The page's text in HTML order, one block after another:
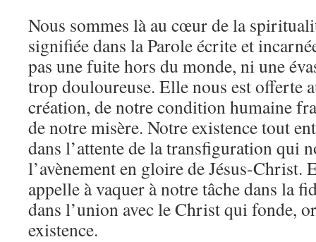
Nous sommes là au cœur de la
signifiée dans la Parole écrite et
pas une fuite hors du monde, ni une
trop douloureuse. Elle nous est offerte
création, de notre condition humaine
de notre misère. Notre existence tout
dans l’attente de la transfiguration qui
l’avènement en gloire de Jésus-Christ.
appelle à vaquer à notre tâche dans la
dans l’union avec le Christ qui fonde,
existence.